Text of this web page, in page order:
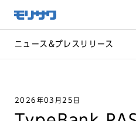
メ
ニュー
飛ばし
へ移動
ニュース&プレスリリース
2026年03月25日